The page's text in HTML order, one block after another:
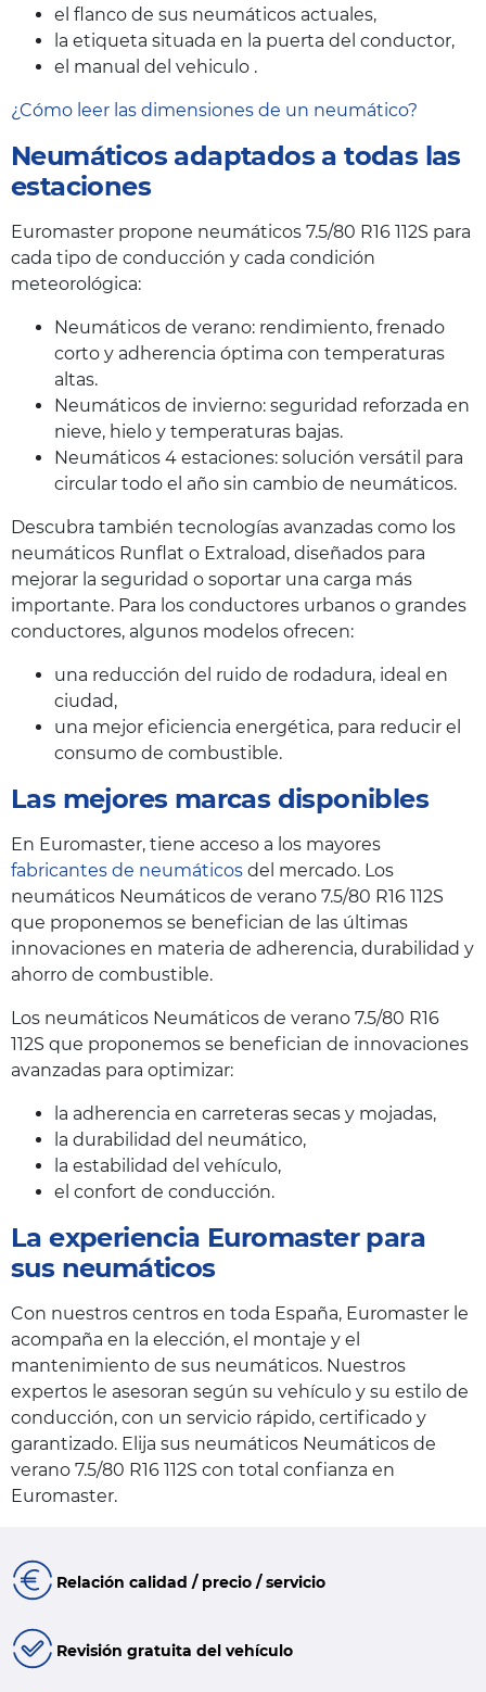
el flanco de sus neumáticos actuales,
la etiqueta situada en la puerta del conductor,
el manual del vehiculo .
¿Cómo leer las dimensiones de un neumático?
Neumáticos adaptados a todas las
estaciones
Euromaster propone neumáticos 7.5/80 R16 112S para
cada tipo de conducción y cada condición
meteorológica:
Neumáticos de verano: rendimiento, frenado
corto y adherencia óptima con temperaturas
altas.
Neumáticos de invierno: seguridad reforzada en
nieve, hielo y temperaturas bajas.
Neumáticos 4 estaciones: solución versátil para
circular todo el año sin cambio de neumáticos.
Descubra también tecnologías avanzadas como los
neumáticos Runflat o Extraload, diseñados para
mejorar la seguridad o soportar una carga más
importante. Para los conductores urbanos o grandes
conductores, algunos modelos ofrecen:
una reducción del ruido de rodadura, ideal en
ciudad,
una mejor eficiencia energética, para reducir el
consumo de combustible.
Las mejores marcas disponibles
En Euromaster, tiene acceso a los mayores
fabricantes de neumáticos del mercado. Los
neumáticos Neumáticos de verano 7.5/80 R16 112S
que proponemos se benefician de las últimas
innovaciones en materia de adherencia, durabilidad y
ahorro de combustible.
Los neumáticos Neumáticos de verano 7.5/80 R16
112S que proponemos se benefician de innovaciones
avanzadas para optimizar:
la adherencia en carreteras secas y mojadas,
la durabilidad del neumático,
la estabilidad del vehículo,
el confort de conducción.
La experiencia Euromaster para
sus neumáticos
Con nuestros centros en toda España, Euromaster le
acompaña en la elección, el montaje y el
mantenimiento de sus neumáticos. Nuestros
expertos le asesoran según su vehículo y su estilo de
conducción, con un servicio rápido, certificado y
garantizado. Elija sus neumáticos Neumáticos de
verano 7.5/80 R16 112S con total confianza en
Euromaster.
Relación calidad / precio / servicio
Revisión gratuita del vehículo